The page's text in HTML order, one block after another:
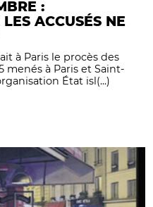
:
ACCUSÉS NE
à Paris le procès des
menés à Paris et Saint-
État isl(...)